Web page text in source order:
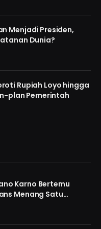
Menjadi Presiden,
Dunia?
Rupiah Loyo hingga
plan Pemerintah
Karno Bertemu
Menang Satu